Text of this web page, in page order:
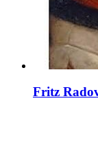
Fritz